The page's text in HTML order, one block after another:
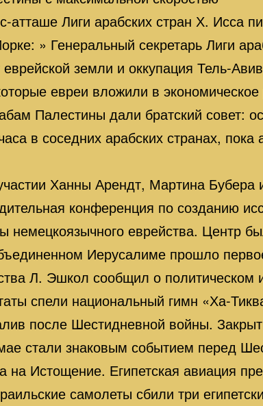
Лиги арабских стран Х. Исса
» Генеральный секретарь Лиги
земли и оккупация Тель-
евреи вложили в экономическое
Палестины дали братский совет:
в соседних арабских странах, пока
Ханны Арендт, Мартина
конференция по созданию
немецкоязычного еврейства. Центр
Иерусалиме прошло
Л. Эшкол сообщил о
спели национальный гимн «Ха-
после Шестидневной войны.
стали знаковым событием перед
Истощение. Египетская авиация
самолеты сбили три